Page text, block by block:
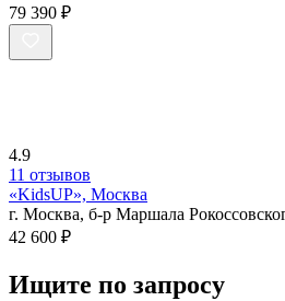
79 390 ₽
4.9
11 отзывов
«KidsUP», Москва
г. Москва, б-р Маршала
42 600 ₽
Ищите по запросу